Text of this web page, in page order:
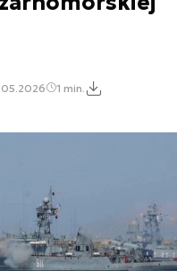
1 min.